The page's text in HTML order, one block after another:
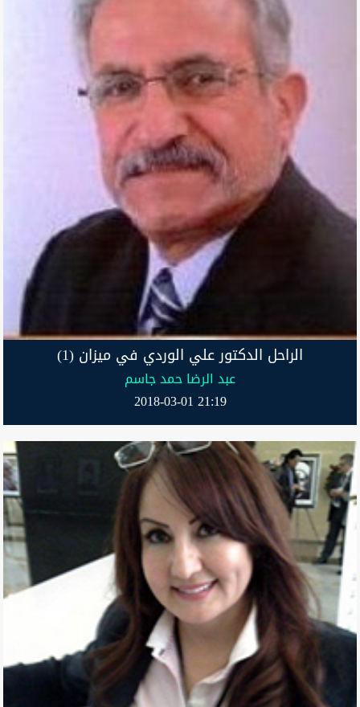
الراحل الدكتور علي الوردي في ميزان (1)
عبد الرضا حمد جاسم
2018-03-01 21:19